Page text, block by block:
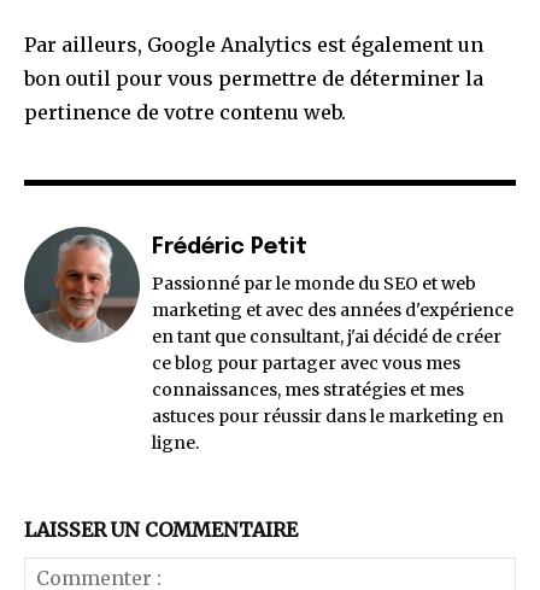
Par ailleurs, Google Analytics est également un
bon outil pour vous permettre de déterminer la
pertinence de votre contenu web.
Frédéric Petit
Passionné par le monde du SEO et web
marketing et avec des années d'expérience
en tant que consultant, j'ai décidé de créer
ce blog pour partager avec vous mes
connaissances, mes stratégies et mes
astuces pour réussir dans le marketing en
ligne.
LAISSER UN COMMENTAIRE